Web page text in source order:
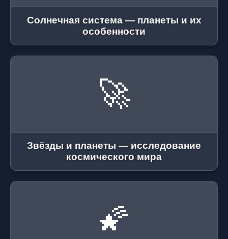
Солнечная система — планеты и их
особенности
🚀
Звёзды и планеты — исследование
космического мира
🌠